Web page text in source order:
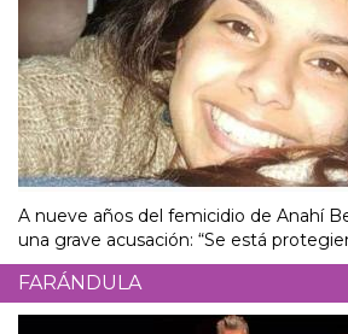
A nueve años del femicidio de Anahí
una grave acusación: “Se está
FARÁNDULA